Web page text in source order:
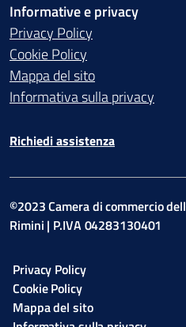
Informative e privacy
Privacy Policy
Cookie Policy
Mappa del sito
Informativa sulla privacy
Richiedi assistenza
©2023 Camera di commercio
Rimini | P.IVA 04283130401
Privacy Policy
Cookie Policy
Mappa del sito